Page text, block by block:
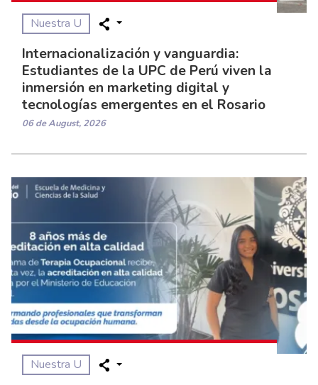
Nuestra U
Internacionalización y vanguardia:
Estudiantes de la UPC de Perú viven la
inmersión en marketing digital y
tecnologías emergentes en el Rosario
06 de August, 2026
Nuestra U